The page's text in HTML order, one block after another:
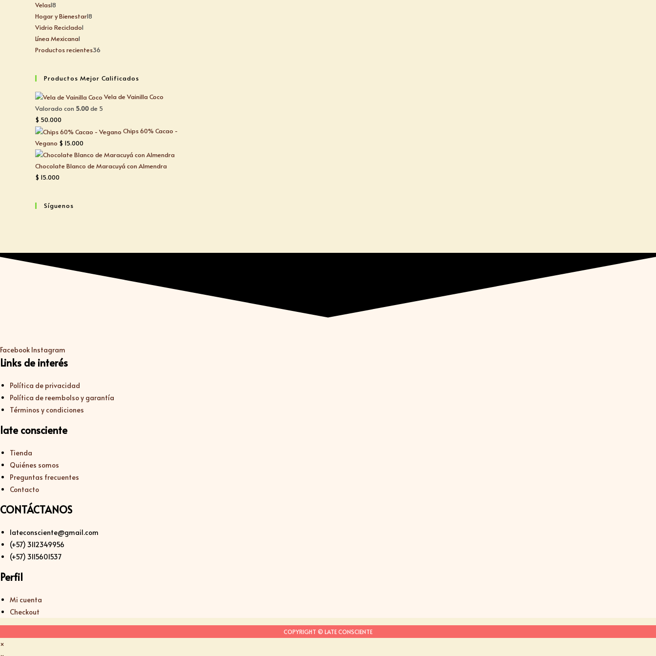
Velas18
productos
Hogar y Bienestar18
Vidrio Reciclado1
Línea Mexicana1
producto
Productos recientes36
Productos Mejor Calificados
Vela de Vainilla Coco
Valorado con 5.00de 5
$ 50.000
Chips 60% Cacao -
Vegano $ 15.000
Chocolate Blanco de Maracuyá con Almendra
$ 15.000
Síguenos
Facebook Instagram
Links de interés
Política de privacidad
Política de reembolso y garantía
Términos y condiciones
late consciente
Tienda
Quiénes somos
Preguntas frecuentes
Contacto
CONTÁCTANOS
lateconsciente@gmail.com
(+57) 3112349956
(+57) 3115601537
Perfil
Mi cuenta
Checkout
COPYRIGHT © LATE CONSCIENTE
×